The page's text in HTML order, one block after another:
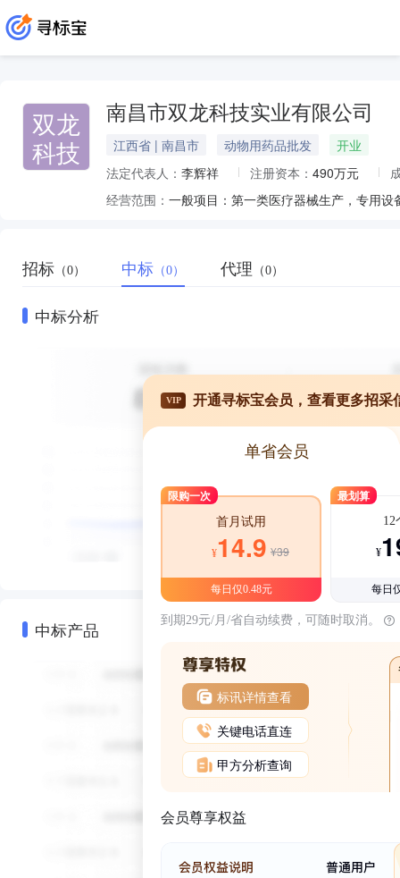
双龙
科技
南昌市双龙科技实业有限公司
江西省 | 南昌市 动物用药品批发
开业
法定代表人： 李辉祥 注册资本： 490万元
经营范围：
招标 （0） 中标 （0） 代理 （0）
中标分析
中标产品
VIP 开通寻标宝会员，查看更多招采
单省会员
限购一次
首月试用
¥14.9 ¥39
每日仅0.48元
最划算
12
¥
每日
到期29元/月/省自动续费，可随时取消。
标讯详情查看
关键电话直连
甲方分析查询
会员尊享权益